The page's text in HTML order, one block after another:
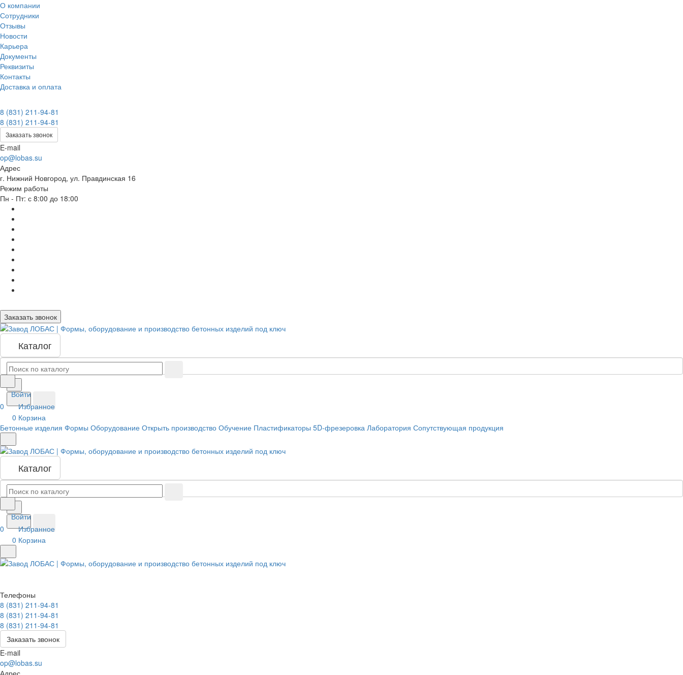
О компании
Сотрудники
Отзывы
Новости
Карьера
Документы
Реквизиты
Контакты
Доставка и оплата
8 (831) 211-94-81
8 (831) 211-94-81
Заказать звонок
E-mail
op@lobas.su
Адрес
г. Нижний Новгород, ул. Правдинская 16
Режим работы
Пн - Пт: с 8:00 до 18:00
Заказать звонок
Каталог
Войти
0
Избранное
0 Корзина
Бетонные изделия Формы Оборудование Открыть производство Обучение Пластификаторы 5D-фрезеровка Лаборатория Сопутствующая продукция
Каталог
Войти
0
Избранное
0 Корзина
Телефоны
8 (831) 211-94-81
8 (831) 211-94-81
8 (831) 211-94-81
Заказать звонок
E-mail
op@lobas.su
Адрес